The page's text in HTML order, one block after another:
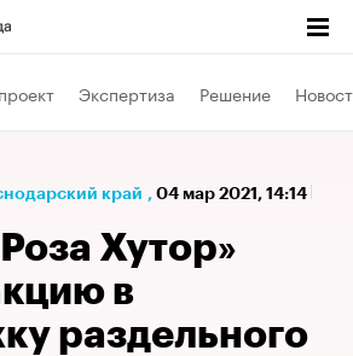
Экспертиза Решение
край , 04 мар 2021, 14:14
Хутор»
в
раздельного